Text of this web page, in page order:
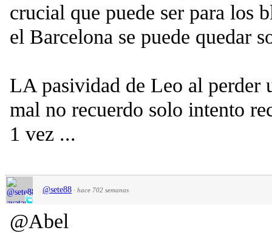
crucial que puede ser para los
el Barcelona se puede quedar
LA pasividad de Leo al perder
mal no recuerdo solo intento
1 vez ...
@sete88 · hace 702 semanas
@Abel